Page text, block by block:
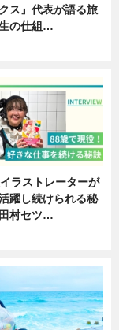
ス』代表が語る旅
の仕組…
ラストレーターが
躍し続けられる秘
村セツ…